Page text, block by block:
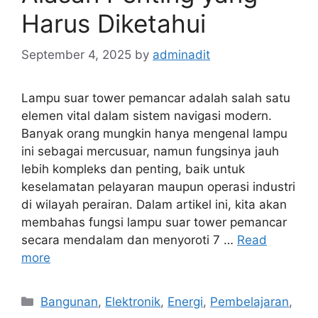
Harus Diketahui
September 4, 2025 by adminadit
Lampu suar tower pemancar adalah salah satu
elemen vital dalam sistem navigasi modern.
Banyak orang mungkin hanya mengenal lampu
ini sebagai mercusuar, namun fungsinya jauh
lebih kompleks dan penting, baik untuk
keselamatan pelayaran maupun operasi industri
di wilayah perairan. Dalam artikel ini, kita akan
membahas fungsi lampu suar tower pemancar
secara mendalam dan menyoroti 7 … Read
more
Categories
Bangunan, Elektronik, Energi, Pembelajaran,